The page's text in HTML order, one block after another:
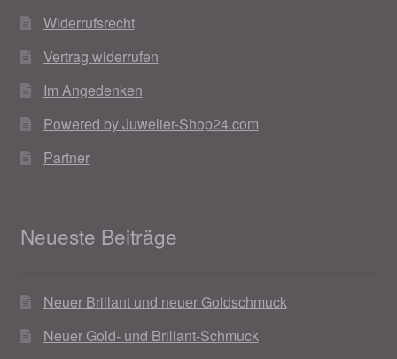
Widerrufsrecht
Vertrag widerrufen
Im Angedenken
Powered by Juwelier-Shop24.com
Partner
Neueste Beiträge
Neuer Brillant und neuer Goldschmuck
Neuer Gold- und Brillant-Schmuck